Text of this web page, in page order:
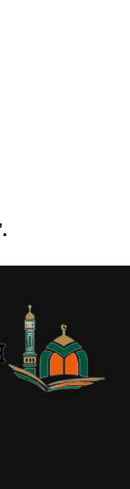
yang
kini,
terhadap
belajar
ke gaji
diterima
dan tetap
dan
sumber
netizen